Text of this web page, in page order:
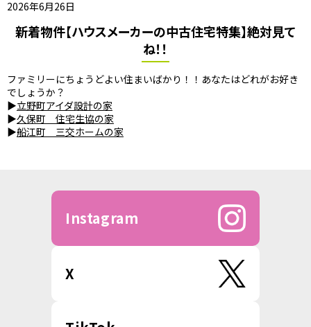
2026年6月26日
新着物件【ハウスメーカーの中古住宅特集】絶対見て
ね！！
ファミリーにちょうどよい住まいばかり！！あなたはどれがお好き
でしょうか？
▶立野町アイダ設計の家
▶久保町 住宅生協の家
▶船江町 三交ホームの家
Instagram
X